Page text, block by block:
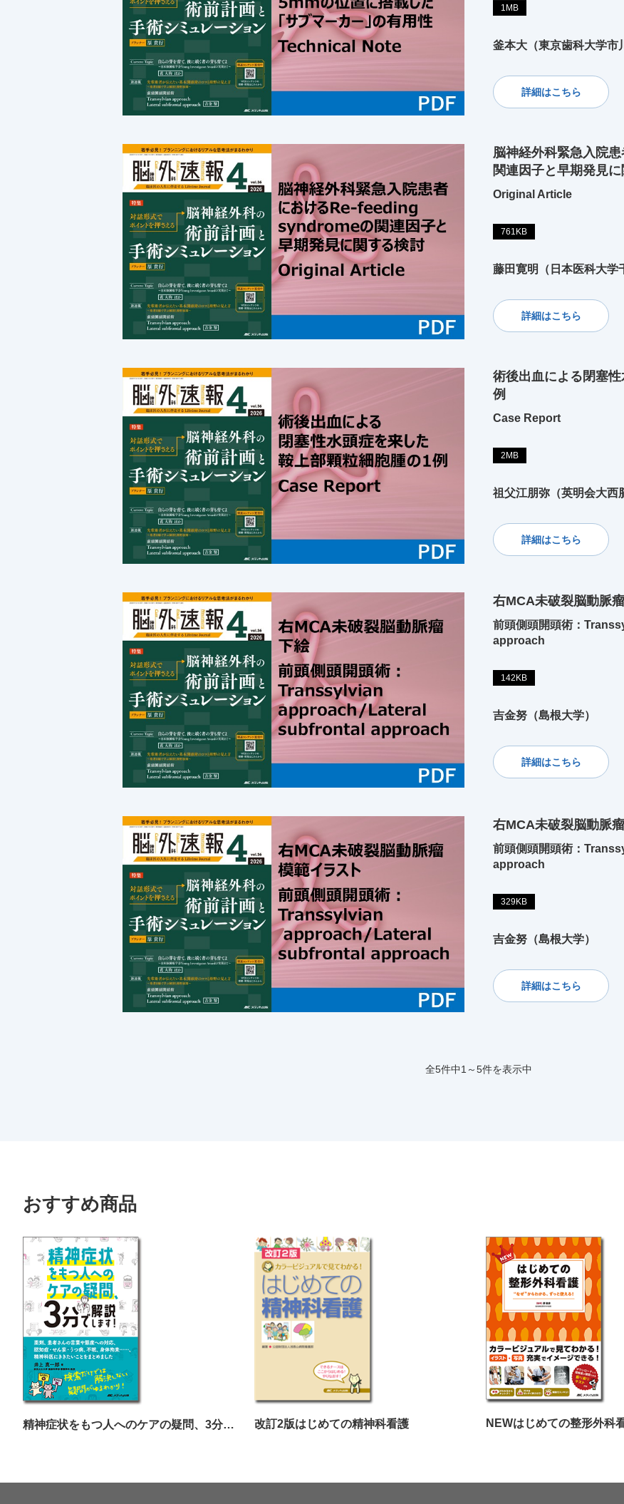
1MB
釜本大（東京歯科大学市
詳細はこちら
脳神経外科緊急入院
関連因子と早期発見
Original Article
761KB
藤田寛明（日本医科大学
詳細はこちら
術後出血による閉塞
例
Case Report
2MB
祖父江朋弥（英明会大西
詳細はこちら
右MCA未破裂脳動脈
前頭側頭開頭術：
approach
142KB
吉金努（島根大学）
詳細はこちら
右MCA未破裂脳動脈
前頭側頭開頭術：
approach
329KB
吉金努（島根大学）
詳細はこちら
全5件中1～5件を表示中
おすすめ商品
精神症状をもつ人へのケアの疑問、3分で解説します！ 改訂2版はじめての精神科看護 NEWはじめての整形外科